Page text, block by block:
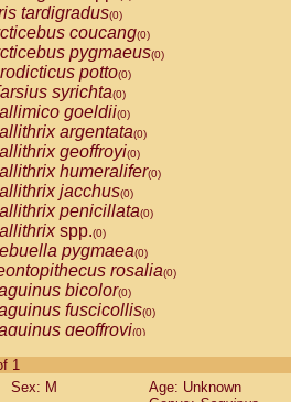
tardigradus(0)
coucang(0)
pygmaeus(0)
potto(0)
syrichta(0)
goeldii(0)
argentata(0)
geoffroyi(0)
humeralifer(0)
jacchus(0)
penicillata(0)
spp.(0)
pygmaea(0)
rosalia(0)
bicolor(0)
fuscicollis(0)
geoffroyi(0)
labiatus(0)
leucopus (0)
1
Sex: M
Age: Unknown